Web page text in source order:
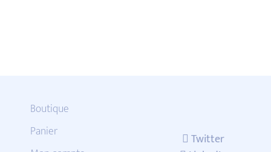
Boutique
Panier
Twitter